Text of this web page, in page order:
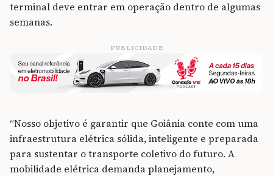
terminal deve entrar em operação dentro de algumas
semanas.
PUBLICIDADE
“Nosso objetivo é garantir que Goiânia conte com uma
infraestrutura elétrica sólida, inteligente e preparada
para sustentar o transporte coletivo do futuro. A
mobilidade elétrica demanda planejamento,